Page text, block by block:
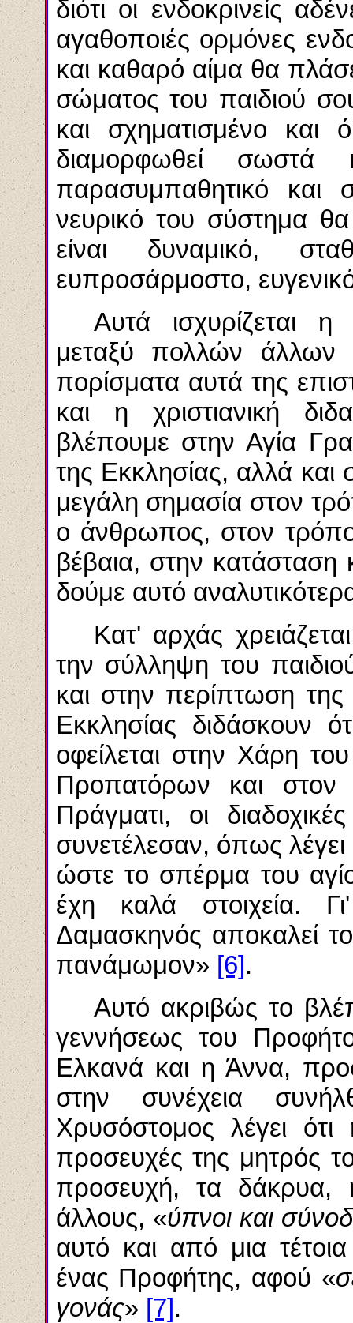
διότι οι ενδοκρινείς
αγαθοποιές ορμόνες
και καθαρό αίμα θα
σώματος του παιδιού
και σχηματισμένο
διαμορφωθεί
παρασυμπαθητικό και
νευρικό του σύστημα
είναι δυναμικό,
ευπροσάρμοστο,
Αυτά ισχυρίζεται η
μεταξύ πολλών άλλων
πορίσματα αυτά της
και η χριστιανική
βλέπουμε στην Αγία
της Εκκλησίας, αλλά και
μεγάλη σημασία στον
ο άνθρωπος, στον τρόπο
βέβαια, στην κατάσταση
δούμε αυτό
Κατ' αρχάς
την σύλληψη του
και στην περίπτωση
Εκκλησίας διδάσκουν
οφείλεται στην Χάρη
Προπατόρων και
Πράγματι, οι
συνετέλεσαν, όπως
ώστε το σπέρμα του
έχη καλά στοιχεία.
Δαμασκηνός αποκαλεί
πανάμωμον» [6].
Αυτό ακριβώς το
γεννήσεως του
Ελκανά και η Άννα,
στην συνέχεια
Χρυσόστομος λέγει
προσευχές της μητρός
προσευχή, τα δάκρυα,
άλλους, «ύπνοι και
αυτό και από μια
ένας Προφήτης, αφού «
γονάς» [7].